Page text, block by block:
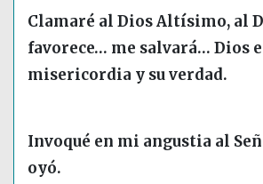
Clamaré al Dios Altísimo, al
favorece… me salvará… Dios
misericordia y su verdad.
Invoqué en mi angustia al
oyó.